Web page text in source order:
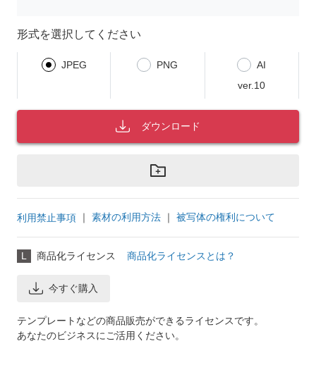
形式を選択してください
JPEG PNG
AI
ver.10
ダウンロード
利用禁止事項 ｜ 素材の利用方法 ｜ 被写体の権利について
L 商品化ライセンス 商品化ライセンスとは？
今すぐ購入
テンプレートなどの商品販売ができるライセンスです。
あなたのビジネスにご活用ください。